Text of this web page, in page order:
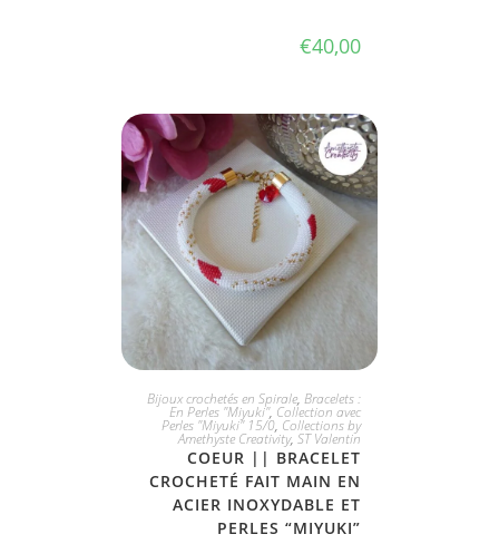
€40,00
JE L'ADOPTE
Bijoux crochetés en Spirale, Bracelets :
En Perles "Miyuki", Collection avec
Perles "Miyuki" 15/0, Collections by
Amethyste Creativity, ST Valentin
COEUR || BRACELET
CROCHETÉ FAIT MAIN EN
ACIER INOXYDABLE ET
PERLES “MIYUKI”